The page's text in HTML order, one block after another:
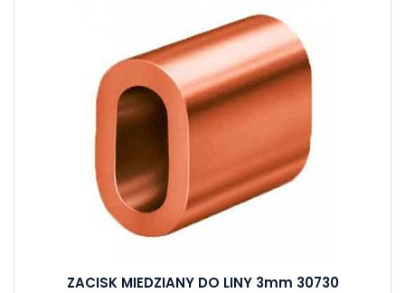
ZACISK MIEDZIANY DO LINY 3mm 30730